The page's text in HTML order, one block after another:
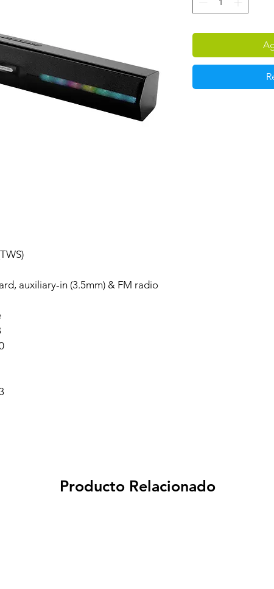
auxiliary-in (3.5mm) & FM radio
Producto Relacionado